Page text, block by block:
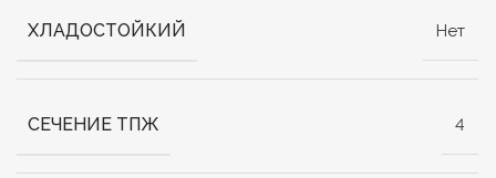
ХЛАДОСТОЙКИЙ Нет
СЕЧЕНИЕ ТПЖ 4